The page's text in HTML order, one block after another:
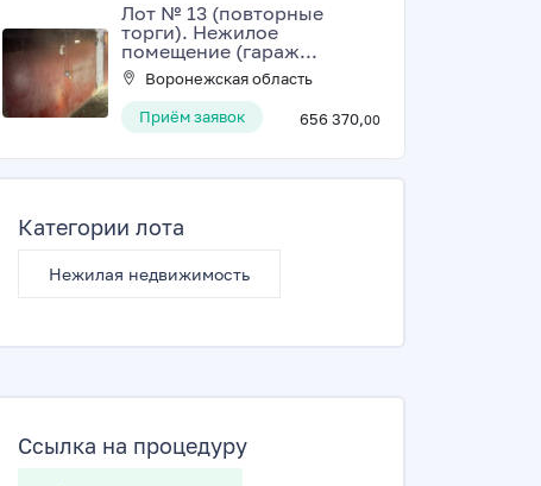
Лот № 13 (повторные
торги). Нежилое
помещение (гараж...
Воронежская область
Приём заявок
656 370,00
Категории лота
Нежилая недвижимость
Ссылка на процедуру